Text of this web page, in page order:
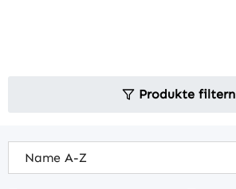
Produkte filtern